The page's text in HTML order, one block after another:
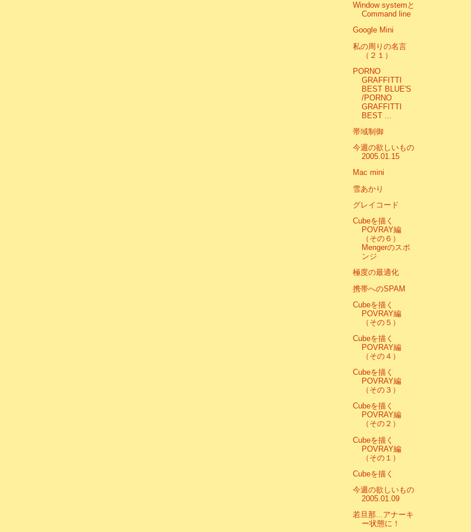
Window systemと
Command line
Google Mini
私の周りの名言
（２１）
PORNO
GRAFFITTI
BEST BLUE'S
/PORNO
GRAFFITTI
BEST ...
帯域制御
今週の欲しいもの
2005.01.15
Mac mini
雪あかり
グレイコード
Cubeを描く
POVRAY編
（その６）
Mengerのスポ
ンジ
極度の最適化
携帯へのSPAM
Cubeを描く
POVRAY編
（その５）
Cubeを描く
POVRAY編
（その４）
Cubeを描く
POVRAY編
（その３）
Cubeを描く
POVRAY編
（その２）
Cubeを描く
POVRAY編
（その１）
Cubeを描く
今週の欲しいもの
2005.01.09
若旦那...アナーキ
ー状態に！